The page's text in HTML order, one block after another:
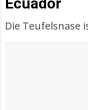
Die Teufelsnase